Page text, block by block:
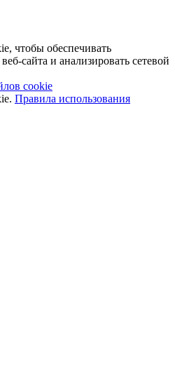
чтобы обеспечивать
сайта и анализировать сетевой
cookie
Правила использования